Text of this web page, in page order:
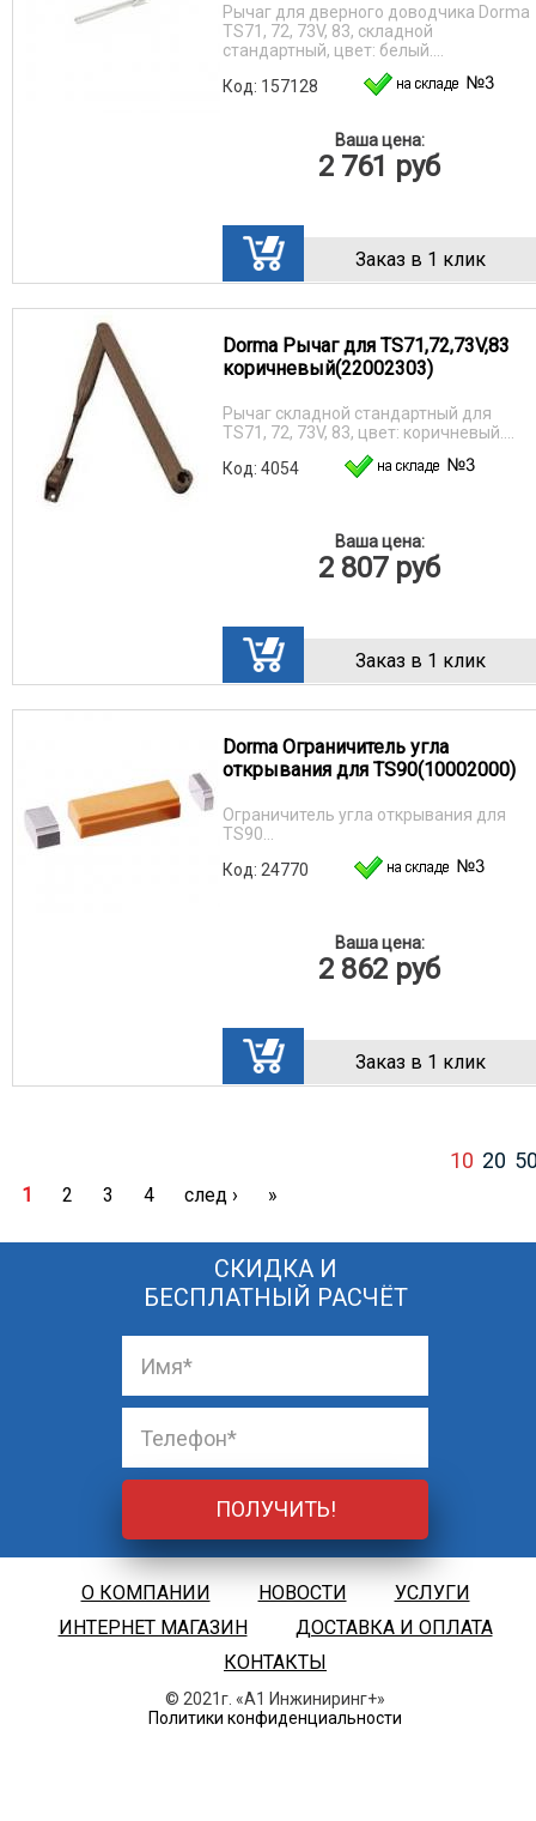
Рычаг для дверного доводчика Dorma
TS71, 72, 73V, 83, складной
стандартный, цвет: белый....
Код: 157128
Ваша цена:
2 761 руб
Заказ в 1 клик
Dorma Рычаг для TS71,72,73V,83
коричневый(22002303)
Рычаг складной стандартный для
TS71, 72, 73V, 83, цвет: коричневый....
Код: 4054
Ваша цена:
2 807 руб
Заказ в 1 клик
Dorma Ограничитель угла
открывания для TS90(10002000)
Ограничитель угла открывания для
TS90...
Код: 24770
Ваша цена:
2 862 руб
Заказ в 1 клик
10 20
1 2 3 4 след › »
СКИДКА И
БЕСПЛАТНЫЙ РАСЧЁТ
О КОМПАНИИ НОВОСТИ
УСЛУГИ
ИНТЕРНЕТ МАГАЗИН
ДОСТАВКА И ОПЛАТА
КОНТАКТЫ
© 2021г. «А1 Инжиниринг+»
Политики конфиденциальности